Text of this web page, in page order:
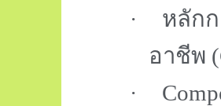
·
หลัก
อาชีพ (
·